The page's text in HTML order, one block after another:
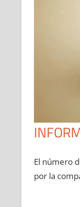
El número
pοr la